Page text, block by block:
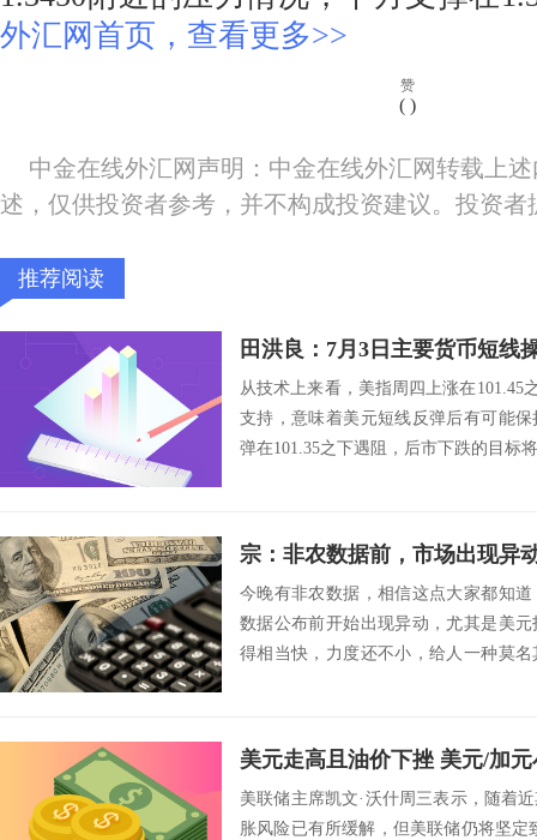
外汇网首页，查看更多>>
赞
( )
中金在线外汇网声明：中金在线外汇网转载上
述，仅供投资者参考，并不构成投资建议。投资
推荐阅读
田洪良：7月3日主要货币
从技术上来看，美指周四上涨在101.45
支持，意味着美元短线反弹后有可能
弹在101.35之下遇阻，后市下跌的目标
宗：非农数据前，市场出现异
今晚有非农数据，相信这点大家都知
数据公布前开始出现异动，尤其是美
得相当快，力度还不小，给人一种莫
美元走高且油价下挫 美元/加
美联储主席凯文·沃什周三表示，随着
胀风险已有所缓解，但美联储仍将坚